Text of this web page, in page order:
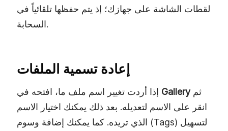
لقطات الشاشة على جهازك؛ إذ يتم حفظها تلقائياً في
السحابة.
إعادة تسمية الملفات
Galleryثم
انقر على الاسم لتعديله. بعد ذلك يمكنك اختيار الاسم
الذي تريده. كما يمكنك إضافة وسوم (Tags) لتسهيل